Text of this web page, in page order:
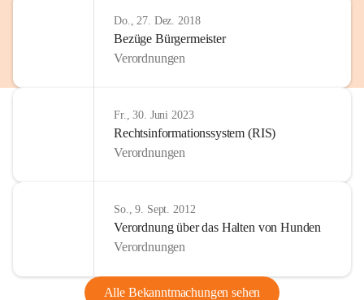
Do., 27. Dez. 2018
Bezüge Bürgermeister
Verordnungen
Fr., 30. Juni 2023
Rechtsinformationssystem (RIS)
Verordnungen
So., 9. Sept. 2012
Verordnung über das Halten von Hunden
Verordnungen
Alle Bekanntmachungen sehen